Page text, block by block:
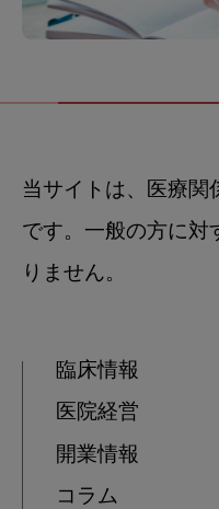
当サイトは、医療関
です。一般の方に対
りません。
臨床情報
医院経営
開業情報
コラム